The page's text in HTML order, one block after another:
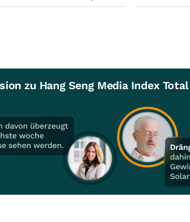
zu Hang Seng Media Index